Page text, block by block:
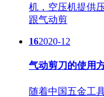
机，空压机提供
跟气动剪
162020-12
气动剪刀的使用
随着中国五金工